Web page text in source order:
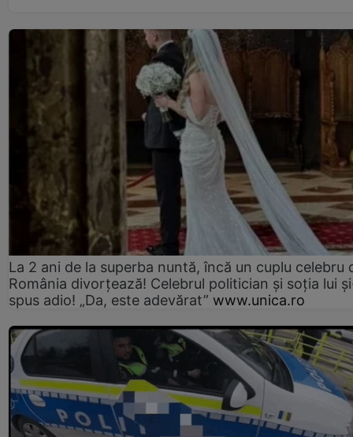
La 2 ani de la superba nuntă, încă un cuplu celebru
România divorțează! Celebrul politician și soția lui
spus adio! „Da, este adevărat” www.unica.ro